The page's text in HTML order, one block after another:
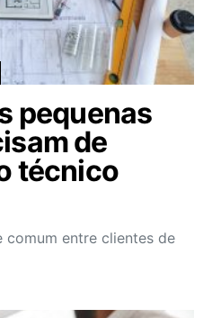
pequenas
de
técnico
comum entre clientes de